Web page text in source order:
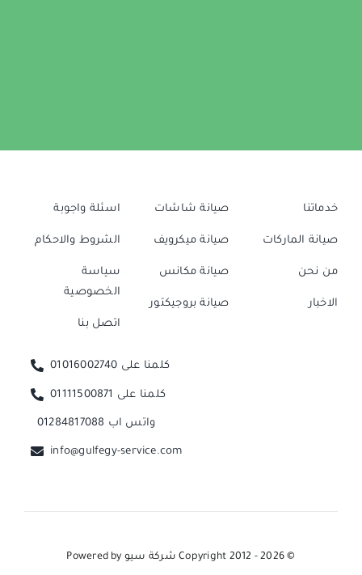
خدماتنا
صيانة الماركات
من نحن
الاخبار
صيانة شاشات
صيانة ميكرويف
صيانة مكانس
صيانة بروجيكتور
اسئلة واجوبة
الشروط والاحكام
سياسة
الخصوصية
اتصل بنا
كلمنا على 01016002740
كلمنا على 01111500871
واتس اب 01284817088
info@gulfegy-service.com
© Copyright 2012 - 2026 شركة سيو